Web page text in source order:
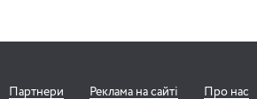
Партнери Реклама на сайті Про нас